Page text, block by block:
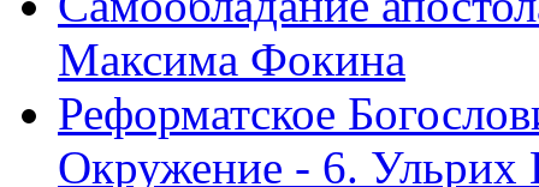
Максима Фокина
Реформатское
Окружение - 6. Ульрих